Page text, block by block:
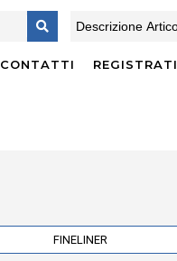
CONTATTI REGISTRATI
FINELINER